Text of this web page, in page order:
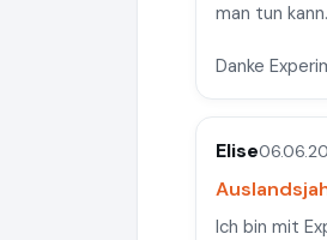
man tun kann.
Danke
Elise
Ich bin mit